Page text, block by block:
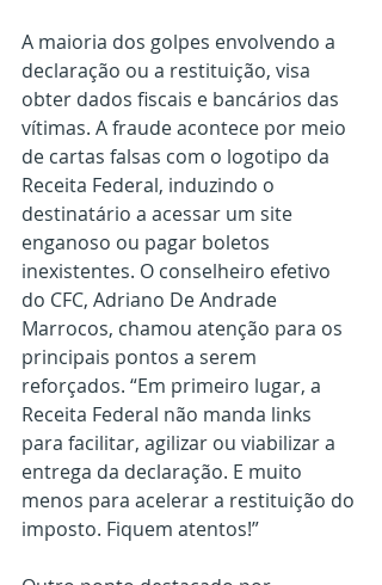
A maioria dos golpes envolvendo a
declaração ou a restituição, visa
obter dados fiscais e bancários das
vítimas. A fraude acontece por meio
de cartas falsas com o logotipo da
Receita Federal, induzindo o
destinatário a acessar um site
enganoso ou pagar boletos
inexistentes. O conselheiro efetivo
do CFC, Adriano De Andrade
Marrocos, chamou atenção para os
principais pontos a serem
reforçados. “Em primeiro lugar, a
Receita Federal não manda links
para facilitar, agilizar ou viabilizar a
entrega da declaração. E muito
menos para acelerar a restituição do
imposto. Fiquem atentos!”